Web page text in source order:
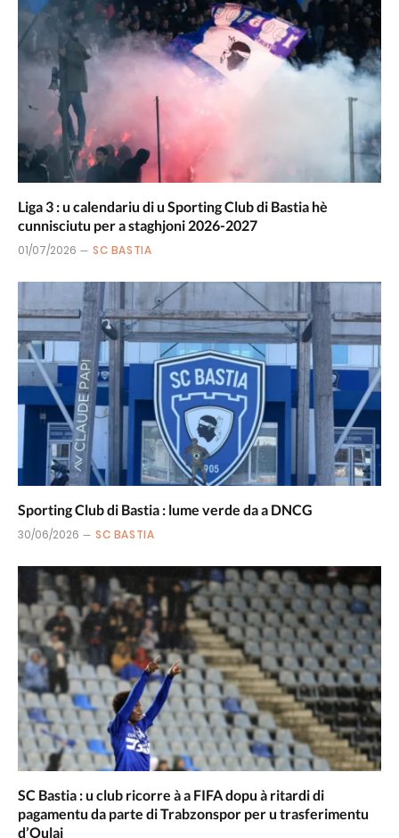
Liga 3 : u calendariu di u Sporting Club di Bastia hè
cunnisciutu per a staghjoni 2026-2027
01/07/2026 SC BASTIA
Sporting Club di Bastia : lume verde da a DNCG
30/06/2026 SC BASTIA
SC Bastia : u club ricorre à a FIFA dopu à ritardi di
pagamentu da parte di Trabzonspor per u trasferimentu
d’Oulai